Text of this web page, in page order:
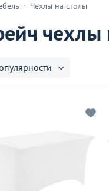
Чехлы на столы
чехлы